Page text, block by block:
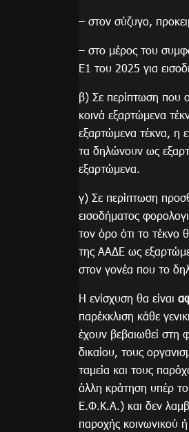
– στον σύζυγο,
– στο μέρος του
Ε1 του 2025 για
β) Σε περίπτωση που
κοινά εξαρτώμενα
εξαρτώμενα τέκνα, η
τα δηλώνουν ως
εξαρτώμενα.
γ) Σε περίπτωση
εισοδήματος
τον όρο ότι το τέκνο
της ΑΑΔΕ ως
στον γονέα που το
Η ενίσχυση θα είναι
παρέκκλιση κάθε
έχουν βεβαιωθεί στη
δικαίου, τους
ταμεία και τους
άλλη κράτηση υπέρ
Ε.Φ.Κ.Α.) και δεν
παροχής κοινωνικού